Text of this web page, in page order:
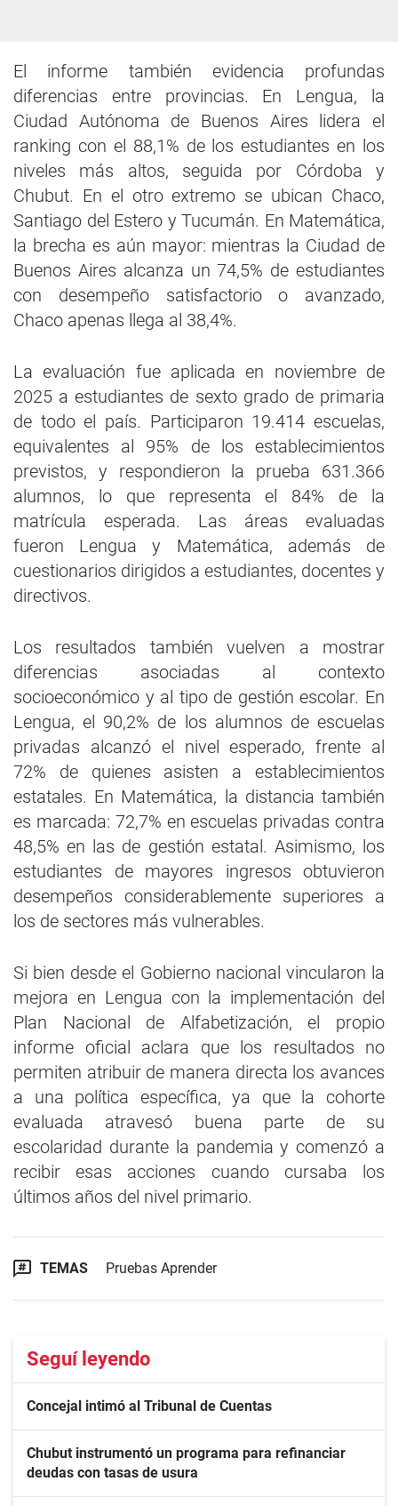
El informe también evidencia profundas
diferencias entre provincias. En Lengua, la
Ciudad Autónoma de Buenos Aires lidera el
ranking con el 88,1% de los estudiantes en los
niveles más altos, seguida por Córdoba y
Chubut. En el otro extremo se ubican Chaco,
Santiago del Estero y Tucumán. En Matemática,
la brecha es aún mayor: mientras la Ciudad de
Buenos Aires alcanza un 74,5% de estudiantes
con desempeño satisfactorio o avanzado,
Chaco apenas llega al 38,4%.
La evaluación fue aplicada en noviembre de
2025 a estudiantes de sexto grado de primaria
de todo el país. Participaron 19.414 escuelas,
equivalentes al 95% de los establecimientos
previstos, y respondieron la prueba 631.366
alumnos, lo que representa el 84% de la
matrícula esperada. Las áreas evaluadas
fueron Lengua y Matemática, además de
cuestionarios dirigidos a estudiantes, docentes y
directivos.
Los resultados también vuelven a mostrar
diferencias asociadas al contexto
socioeconómico y al tipo de gestión escolar. En
Lengua, el 90,2% de los alumnos de escuelas
privadas alcanzó el nivel esperado, frente al
72% de quienes asisten a establecimientos
estatales. En Matemática, la distancia también
es marcada: 72,7% en escuelas privadas contra
48,5% en las de gestión estatal. Asimismo, los
estudiantes de mayores ingresos obtuvieron
desempeños considerablemente superiores a
los de sectores más vulnerables.
Si bien desde el Gobierno nacional vincularon la
mejora en Lengua con la implementación del
Plan Nacional de Alfabetización, el propio
informe oficial aclara que los resultados no
permiten atribuir de manera directa los avances
a una política específica, ya que la cohorte
evaluada atravesó buena parte de su
escolaridad durante la pandemia y comenzó a
recibir esas acciones cuando cursaba los
últimos años del nivel primario.
TEMAS Pruebas Aprender
Seguí leyendo
Concejal intimó al Tribunal de Cuentas
Chubut instrumentó un programa para refinanciar
deudas con tasas de usura